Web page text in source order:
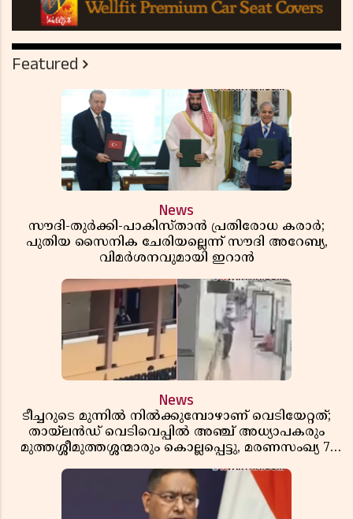
Featured
News
സൗദി-തുർക്കി-പാകിസ്താൻ പ്രതിരോധ കരാർ;
പുതിയ സൈനിക ചേരിയല്ലെന്ന് സൗദി അറേബ്യ,
വിമർശനവുമായി ഇറാൻ
News
ടീച്ചറുടെ മുന്നിൽ നിൽക്കുമ്പോഴാണ് വെടിയേറ്റത്;
തായ്‌ലൻഡ് വെടിവെപ്പിൽ അഞ്ച് അധ്യാപകരും
മുത്തശ്ശീമുത്തശ്ശന്മാരും കൊല്ലപ്പെട്ടു, മരണസംഖ്യ 7;